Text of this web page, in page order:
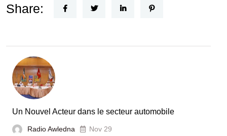
Horizon
la
France
Share:
Un Nouvel Acteur dans le secteur automobile
Radio Awledna Nov 29